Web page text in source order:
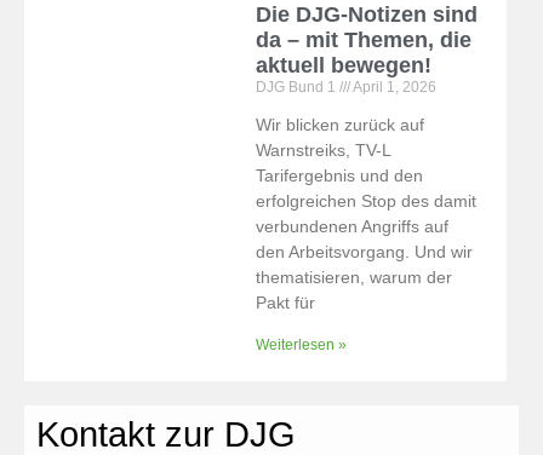
Die DJG-Notizen sind
da – mit Themen, die
aktuell bewegen!
DJG Bund 1 April 1, 2026
Wir blicken zurück auf
Warnstreiks, TV-L
Tarifergebnis und den
erfolgreichen Stop des damit
verbundenen Angriffs auf
den Arbeitsvorgang. Und wir
thematisieren, warum der
Pakt für
Weiterlesen »
Kontakt zur DJG